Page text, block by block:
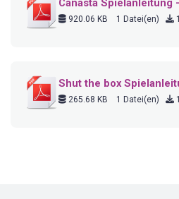
Canasta Spielanleitung
920.06 KB 1 Datei(en)
Shut the box
265.68 KB 1 Datei(en)